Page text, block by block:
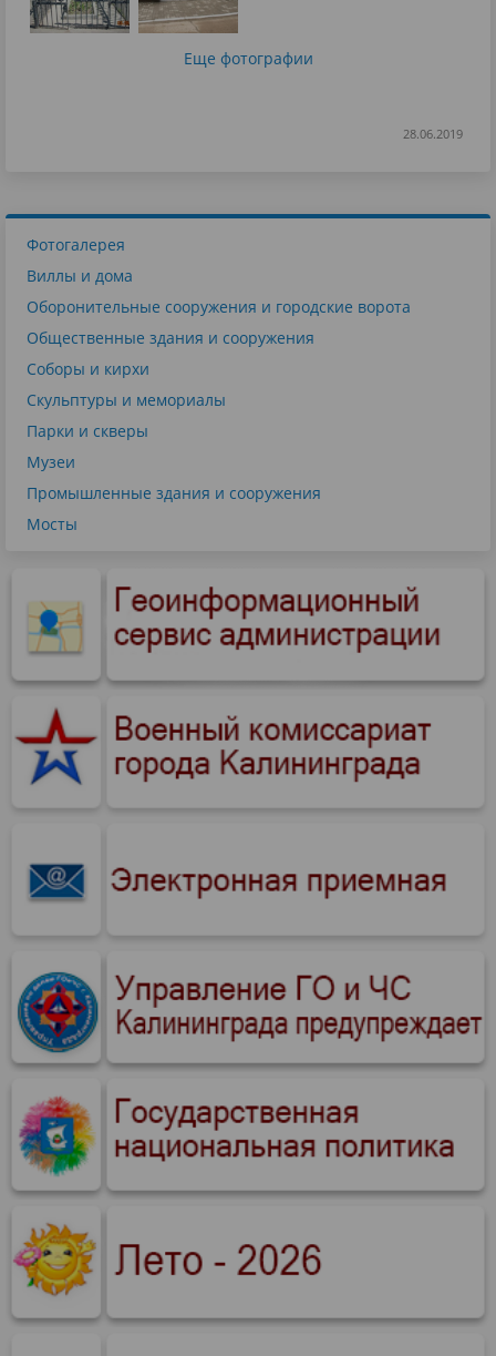
Еще фотографии
28.06.2019
Фотогалерея
Виллы и дома
Оборонительные сооружения и городские ворота
Общественные здания и сооружения
Соборы и кирхи
Скульптуры и мемориалы
Парки и скверы
Музеи
Промышленные здания и сооружения
Мосты